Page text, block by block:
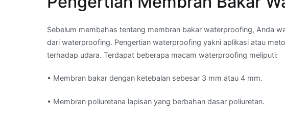
Sebelum membahas tentang membran bakar waterproofing, Anda
dari waterproofing. Pengertian waterproofing yakni aplikasi atau
terhadap udara. Terdapat beberapa macam waterproofing meliputi:
• Membran bakar dengan ketebalan sebesar 3 mm atau 4 mm.
• Membran poliuretana lapisan yang berbahan dasar poliuretan.